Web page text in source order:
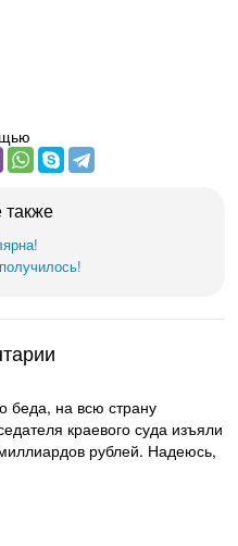
также
беда, на всю страну
краевого суда изъяли
рублей. Надеюсь,